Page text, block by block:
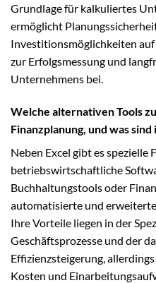
Grundlage für kalkuliertes
ermöglicht
Investitionsmöglichkeiten
zur Erfolgsmessung und
Unternehmens bei.
Welche alternativen Tools
Finanzplanung, und was
Neben Excel gibt es
betriebswirtschaftliche
Buchhaltungstools oder
automatisierte und
Ihre Vorteile liegen in der
Geschäftsprozesse und der
Effizienzsteigerung,
Kosten und